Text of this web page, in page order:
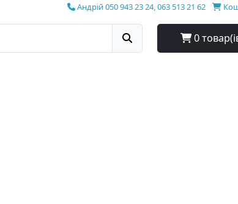
Андрій 050 943 23 24, 063 513 21 62
0